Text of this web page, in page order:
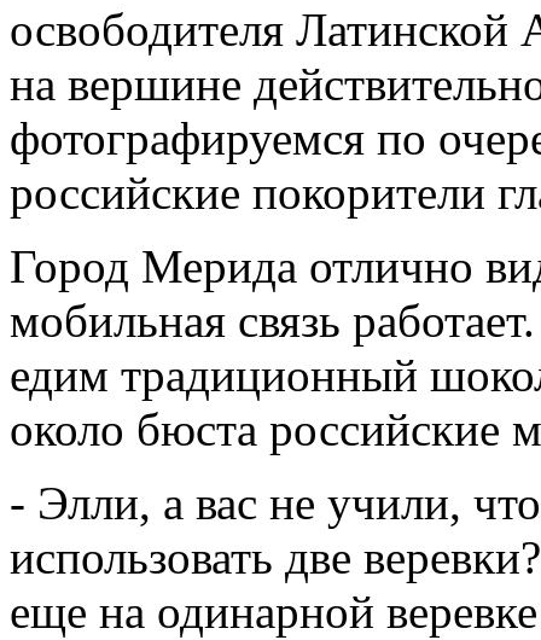
освободителя
на вершине
фотографируемся по
российские покорители
Город Мерида отлично
мобильная связь
едим традиционный
около бюста российские
- Элли, а вас не учили,
использовать две
еще на одинарной